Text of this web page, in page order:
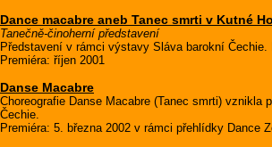
Dance macabre aneb Tanec smrti v Kutné
Tanečně-činoherní představení
Představení v rámci výstavy Sláva barokní
Premiéra: říjen 2001
Danse Macabre
Choreografie Danse Macabre (Tanec smrti) vznikla
Čechie.
Premiéra: 5. března 2002 v rámci přehlídky Dance